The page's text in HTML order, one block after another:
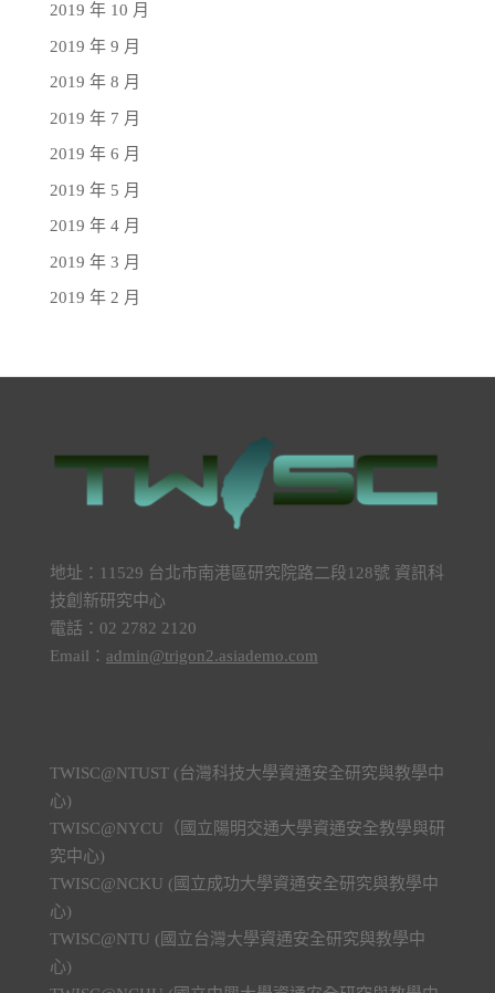
2019 年 10 月
2019 年 9 月
2019 年 8 月
2019 年 7 月
2019 年 6 月
2019 年 5 月
2019 年 4 月
2019 年 3 月
2019 年 2 月
地址：11529 台北市南港區研究院路二段128號 資訊科
技創新研究中心
電話：02 2782 2120
Email： admin@trigon2.asiademo.com
TWISC@NTUST (台灣科技大學資通安全研究與教學中
心)
TWISC@NYCU（國立陽明交通大學資通安全教學與研
究中心)
TWISC@NCKU (國立成功大學資通安全研究與教學中
心)
TWISC@NTU (國立台灣大學資通安全研究與教學中
心)